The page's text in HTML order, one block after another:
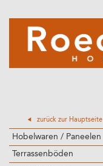
zurück zur Hauptseite
Hobelwaren / Paneelen
Terrassenböden